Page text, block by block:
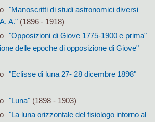
"Manoscritti di studi astronomici diversi
A."(1896 - 1918)
"Opposizioni di Giove 1775-1900 e prima"
delle epoche di opposizione di Giove"
"Eclisse di luna 27- 28 dicembre 1898"
"Luna"(1898 - 1903)
"La luna orizzontale del fisiologo intorno al